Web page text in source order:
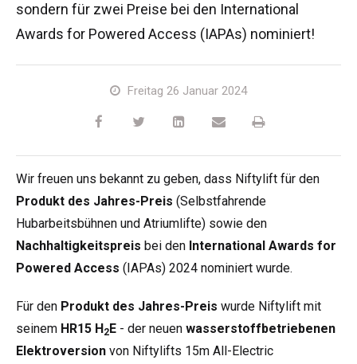
HR17N
HR28 4x4
HR15 4x4
HR28 4x4
HR17 4x4
SD210 4x4x4
Kettenantrieb
TD120TN
Gen2 Hybrid
Produkt-Updates
Service & Ersatzteile
Blog
sondern für zwei Preise bei den International
Awards for Powered Access (IAPAs) nominiert!
Freitag 26 Januar 2024
Wir freuen uns bekannt zu geben, dass Niftylift für den
Produkt des Jahres-Preis (Selbstfahrende
Hubarbeitsbühnen und Atriumlifte) sowie den
Nachhaltigkeitspreis bei den International Awards for
Powered Access (IAPAs) 2024 nominiert wurde.
Für den Produkt des Jahres-Preis wurde Niftylift mit
seinem HR15 H2E - der neuen wasserstoffbetriebenen
Elektroversion von Niftylifts 15m All-Electric